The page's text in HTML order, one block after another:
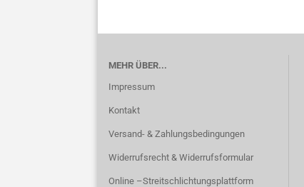
MEHR ÜBER...
Impressum
Kontakt
Versand- & Zahlungsbedingungen
Widerrufsrecht & Widerrufsformular
Online –Streitschlichtungsplattform